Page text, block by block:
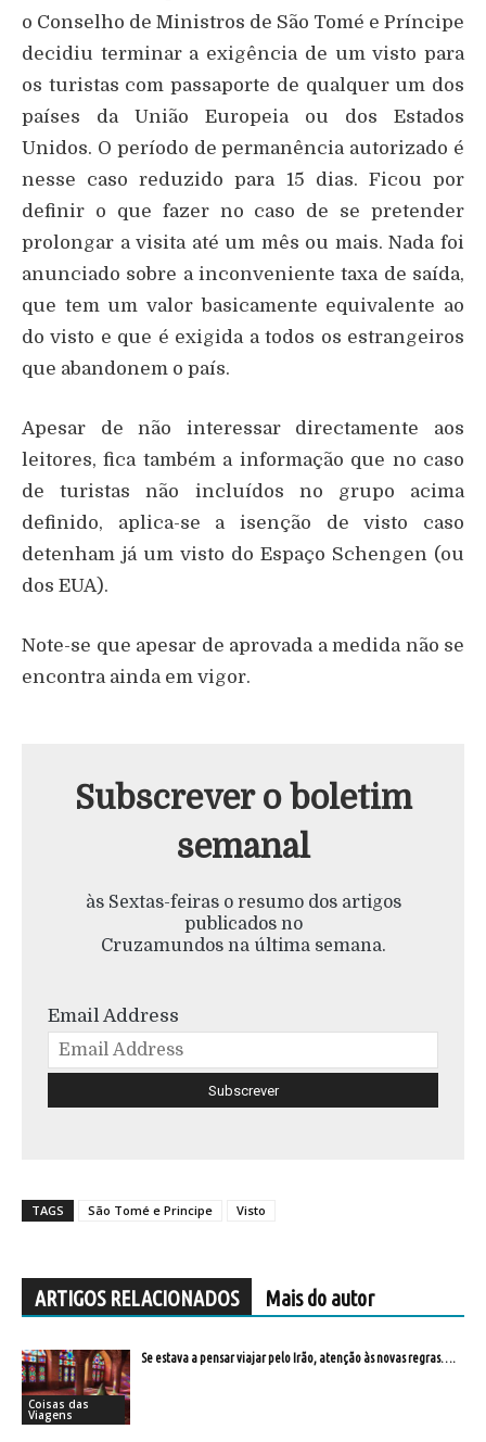
o Conselho de Ministros de São Tomé e Príncipe
decidiu terminar a exigência de um visto para
os turistas com passaporte de qualquer um dos
países da União Europeia ou dos Estados
Unidos. O período de permanência autorizado é
nesse caso reduzido para 15 dias. Ficou por
definir o que fazer no caso de se pretender
prolongar a visita até um mês ou mais. Nada foi
anunciado sobre a inconveniente taxa de saída,
que tem um valor basicamente equivalente ao
do visto e que é exigida a todos os estrangeiros
que abandonem o país.
Apesar de não interessar directamente aos
leitores, fica também a informação que no caso
de turistas não incluídos no grupo acima
definido, aplica-se a isenção de visto caso
detenham já um visto do Espaço Schengen (ou
dos EUA).
Note-se que apesar de aprovada a medida não se
encontra ainda em vigor.
Subscrever o boletim
semanal
às Sextas-feiras o resumo dos artigos
publicados no
Cruzamundos na última semana.
Email Address
TAGS São Tomé e Principe Visto
ARTIGOS RELACIONADOS Mais do autor
Coisas das
Viagens
Se estava a pensar viajar pelo Irão, atenção às novas regras….